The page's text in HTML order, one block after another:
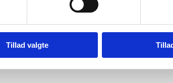
Tillad valgte